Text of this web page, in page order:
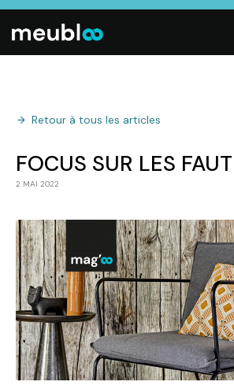
Retour à tous les articles
FOCUS SUR LES
2 MAI 2022